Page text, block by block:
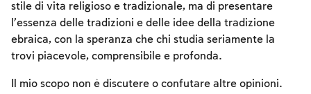
stile di vita religioso e tradizionale, ma di presentare
l’essenza delle tradizioni e delle idee della tradizione
ebraica, con la speranza che chi studia seriamente la
trovi piacevole, comprensibile e profonda.
Il mio scopo non è discutere o confutare altre opinioni.